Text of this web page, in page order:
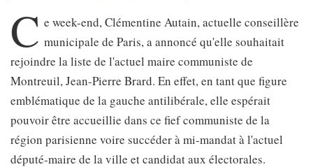
C e week-end, Clémentine Autain, actuelle conseillère
municipale de Paris, a annoncé qu'elle souhaitait
rejoindre la liste de l'actuel maire communiste de
Montreuil, Jean-Pierre Brard. En effet, en tant que figure
emblématique de la gauche antilibérale, elle espérait
pouvoir être accueillie dans ce fief communiste de la
région parisienne voire succéder à mi-mandat à l'actuel
député-maire de la ville et candidat aux électorales.